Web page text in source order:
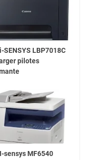
SENSYS LBP7018C
pilotes
sensys MF6540